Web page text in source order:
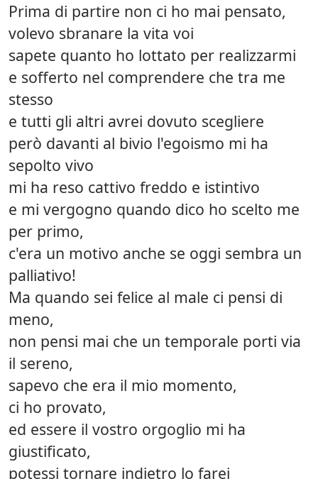
Prima di partire non ci ho mai pensato,
volevo sbranare la vita voi
sapete quanto ho lottato per realizzarmi
e sofferto nel comprendere che tra me
stesso
e tutti gli altri avrei dovuto scegliere
però davanti al bivio l'egoismo mi ha
sepolto vivo
mi ha reso cattivo freddo e istintivo
e mi vergogno quando dico ho scelto me
per primo,
c'era un motivo anche se oggi sembra un
palliativo!
Ma quando sei felice al male ci pensi di
meno,
non pensi mai che un temporale porti via
il sereno,
sapevo che era il mio momento,
ci ho provato,
ed essere il vostro orgoglio mi ha
giustificato,
potessi tornare indietro lo farei